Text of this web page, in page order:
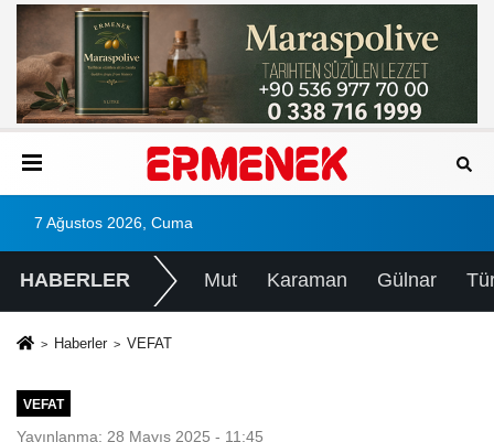
7 Ağustos 2026, Cuma
HABERLER Mut Karaman Gülnar
Haberler VEFAT
VEFAT
Yayınlanma: 28 Mayıs 2025 - 11:45